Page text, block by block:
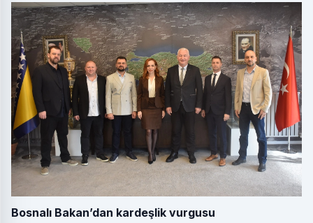
Bosnalı Bakan’dan kardeşlik vurgusu